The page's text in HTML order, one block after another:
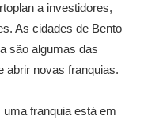
a investidores,
As cidades de Bento
são algumas das
abrir novas franquias.
franquia está em